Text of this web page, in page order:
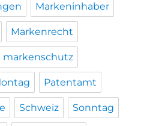
Markeninhaber
Markenrecht
markenschutz
Patentamt
Schweiz Sonntag